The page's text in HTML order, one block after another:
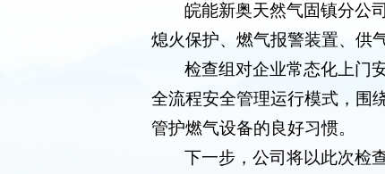
皖能新奥天然气固镇分公
熄火保护、燃气报警装置、供
检查组对企业常态化上门
全流程安全管理运行模式，围
管护燃气设备的良好习惯。
下一步，公司将以此次检